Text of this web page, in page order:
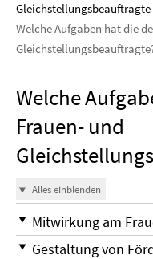
Gleichstellungsbeauftragte
Welche Aufgaben hat die
Welche
Frauen- und
Alles einblenden
Mitwirkung am
Gestaltung von